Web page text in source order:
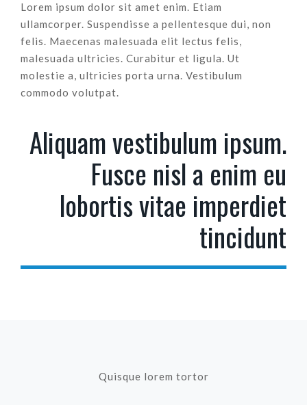
Lorem ipsum dolor sit amet enim. Etiam
ullamcorper. Suspendisse a pellentesque dui, non
felis. Maecenas malesuada elit lectus felis,
malesuada ultricies. Curabitur et ligula. Ut
molestie a, ultricies porta urna. Vestibulum
commodo volutpat.
Aliquam vestibulum ipsum.
Fusce nisl a enim eu
lobortis vitae imperdiet
tincidunt
Quisque lorem tortor